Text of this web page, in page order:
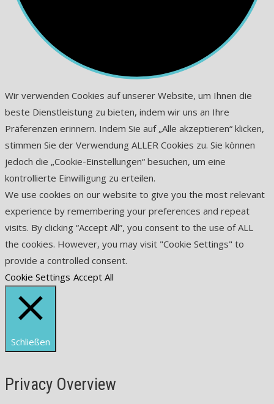
Wir verwenden Cookies auf unserer Website, um Ihnen die
beste Dienstleistung zu bieten, indem wir uns an Ihre
Präferenzen erinnern. Indem Sie auf „Alle akzeptieren“ klicken,
stimmen Sie der Verwendung ALLER Cookies zu. Sie können
jedoch die „Cookie-Einstellungen“ besuchen, um eine
kontrollierte Einwilligung zu erteilen.
We use cookies on our website to give you the most relevant
experience by remembering your preferences and repeat
visits. By clicking “Accept All”, you consent to the use of ALL
the cookies. However, you may visit "Cookie Settings" to
provide a controlled consent.
Cookie Settings Accept All
Schließen
Privacy Overview